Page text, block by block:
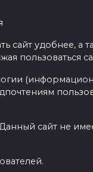
сайт удобнее,
пользоваться
сайт не